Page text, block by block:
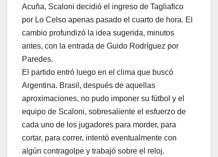
Acuña, Scaloni decidió el ingreso de Tagliafico
por Lo Celso apenas pasado el cuarto de hora. El
cambio profundizó la idea sugerida, minutos
antes, con la entrada de Guido Rodríguez por
Paredes.
El partido entró luego en el clima que buscó
Argentina. Brasil, después de aquellas
aproximaciones, no pudo imponer su fútbol y el
equipo de Scaloni, sobresaliente el esfuerzo de
cada uno de los jugadores para morder, para
cortar, para correr, intentó eventualmente con
algún contragolpe y trabajó sobre el reloj.